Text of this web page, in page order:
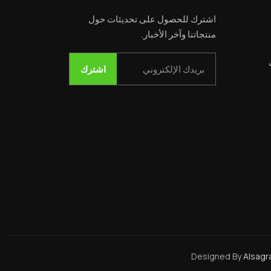
اشترك للحصول على تحديثات حول
منتجاتنا وآخر الأخبار.
اشترك
Designed By